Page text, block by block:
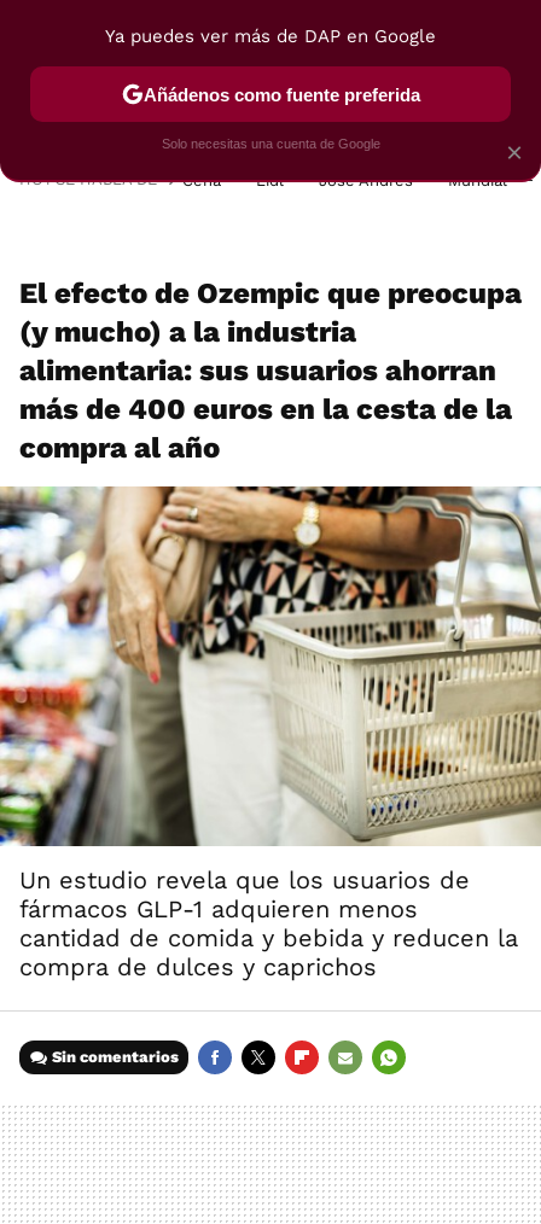
POSTRES VIAJES SELECCIÓN VEGUI
HOY SE HABLA DE Cena Lidl José Andrés Mundial
El efecto de Ozempic que preocupa
(y mucho) a la industria
alimentaria: sus usuarios ahorran
más de 400 euros en la cesta de la
compra al año
Un estudio revela que los usuarios de
fármacos GLP-1 adquieren menos
cantidad de comida y bebida y reducen la
compra de dulces y caprichos
Sin comentarios
MAIL
×
Ya puedes ver más de DAP en Google
Añádenos como fuente preferida
Solo necesitas una cuenta de Google